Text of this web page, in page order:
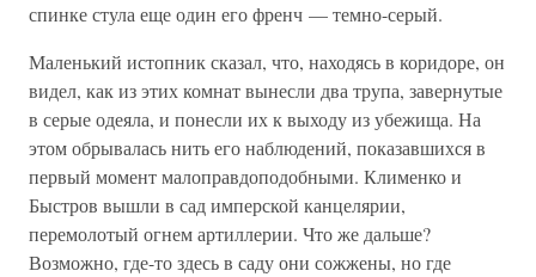
спинке стула еще один его френч — темно-серый.
Маленький истопник сказал, что, находясь в коридоре, он
видел, как из этих комнат вынесли два трупа, завернутые
в серые одеяла, и понесли их к выходу из убежища. На
этом обрывалась нить его наблюдений, показавшихся в
первый момент малоправдоподобными. Клименко и
Быстров вышли в сад имперской канцелярии,
перемолотый огнем артиллерии. Что же дальше?
Возможно, где-то здесь в саду они сожжены, но где